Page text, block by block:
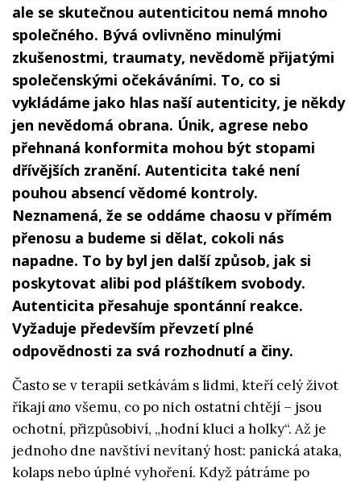
ale se skutečnou autenticitou nemá mnoho
společného. Bývá ovlivněno minulými
zkušenostmi, traumaty, nevědomě přijatými
společenskými očekáváními. To, co si
vykládáme jako hlas naší autenticity, je někdy
jen nevědomá obrana. Únik, agrese nebo
přehnaná konformita mohou být stopami
dřívějších zranění. Autenticita také není
pouhou absencí vědomé kontroly.
Neznamená, že se oddáme chaosu v přímém
přenosu a budeme si dělat, cokoli nás
napadne. To by byl jen další způsob, jak si
poskytovat alibi pod pláštíkem svobody.
Autenticita přesahuje spontánní reakce.
Vyžaduje především převzetí plné
odpovědnosti za svá rozhodnutí a činy.
Často se v terapii setkávám s lidmi, kteří celý život
říkajíano všemu, co po nich ostatní chtějí – jsou
ochotní, přizpůsobiví, „hodní kluci a holky“. Až je
jednoho dne navštíví nevítaný host: panická ataka,
kolaps nebo úplné vyhoření. Když pátráme po